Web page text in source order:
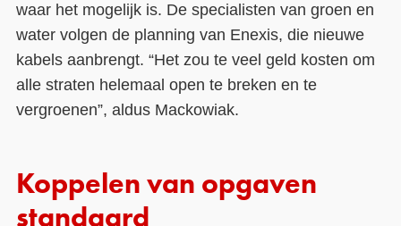
waar het mogelijk is. De specialisten van groen en
water volgen de planning van Enexis, die nieuwe
kabels aanbrengt. “Het zou te veel geld kosten om
alle straten helemaal open te breken en te
vergroenen”, aldus Mackowiak.
Koppelen van opgaven
standaard